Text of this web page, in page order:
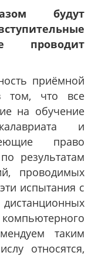
будут
проводит
приёмной
том, что все
на обучение
и
право
результатам
проводимых
испытания с
таким
относятся,